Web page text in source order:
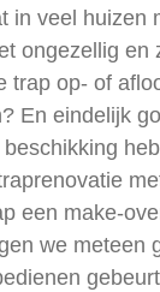
in veel huizen
ongezellig en
trap op- of
En eindelijk
een make-
we meteen